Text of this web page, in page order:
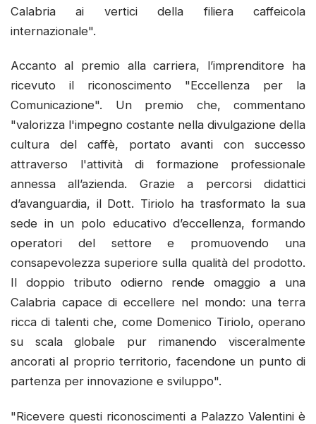
Calabria ai vertici della filiera caffeicola
internazionale".
Accanto al premio alla carriera, l’imprenditore ha
ricevuto il riconoscimento "Eccellenza per la
Comunicazione". Un premio che, commentano
"valorizza l'impegno costante nella divulgazione della
cultura del caffè, portato avanti con successo
attraverso l'attività di formazione professionale
annessa all’azienda. Grazie a percorsi didattici
d’avanguardia, il Dott. Tiriolo ha trasformato la sua
sede in un polo educativo d’eccellenza, formando
operatori del settore e promuovendo una
consapevolezza superiore sulla qualità del prodotto.
Il doppio tributo odierno rende omaggio a una
Calabria capace di eccellere nel mondo: una terra
ricca di talenti che, come Domenico Tiriolo, operano
su scala globale pur rimanendo visceralmente
ancorati al proprio territorio, facendone un punto di
partenza per innovazione e sviluppo".
"Ricevere questi riconoscimenti a Palazzo Valentini è